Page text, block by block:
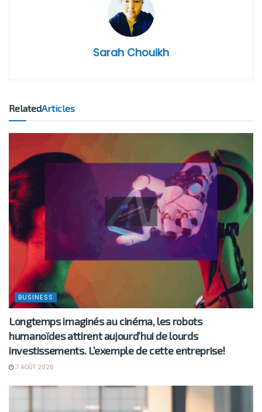
Sarah Chouikh
RelatedArticles
BUSINESS
Longtemps imaginés au cinéma, les robots
humanoïdes attirent aujourd’hui de lourds
investissements. L’exemple de cette entreprise!
7 AOÛT 2026